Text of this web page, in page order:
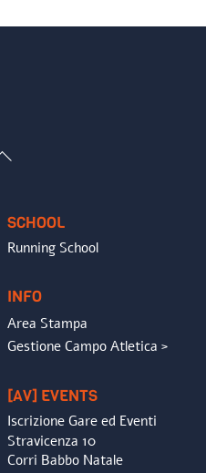
Back
SCHOOL
Running School
INFO
Area Stampa
Gestione Campo Atletica >
[AV] EVENTS
Iscrizione Gare ed Eventi
Stravicenza 10
Corri Babbo Natale